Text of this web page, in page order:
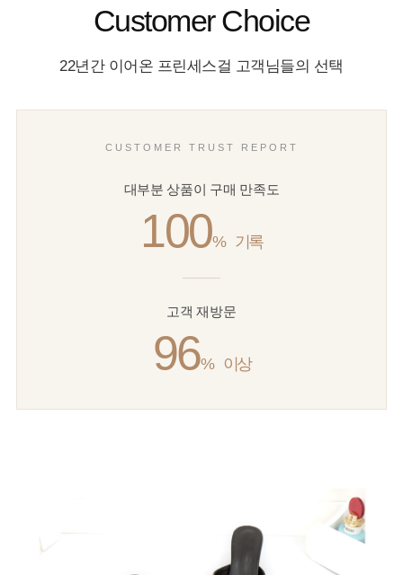
Customer Choice
22년간 이어온 프린세스걸 고객님들의 선택
CUSTOMER TRUST REPORT
대부분 상품이 구매 만족도
100% 기록
고객 재방문
96% 이상